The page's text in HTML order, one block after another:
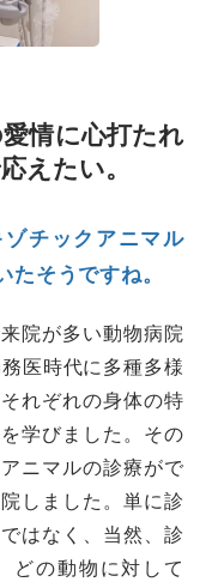
情に心打たれ
えたい。
チックアニマル
そうですね。
院が多い動物病院
医時代に多種多様
れぞれの身体の特
学びました。その
ニマルの診療がで
しました。単に診
はなく、当然、診
どの動物に対して